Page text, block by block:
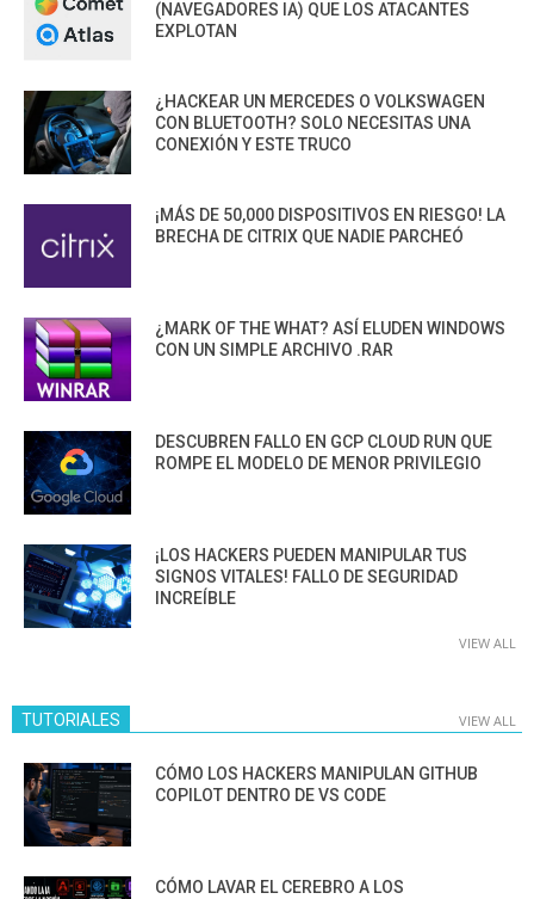
(NAVEGADORES IA) QUE LOS ATACANTES
EXPLOTAN
¿HACKEAR UN MERCEDES O VOLKSWAGEN
CON BLUETOOTH? SOLO NECESITAS UNA
CONEXIÓN Y ESTE TRUCO
¡MÁS DE 50,000 DISPOSITIVOS EN RIESGO! LA
BRECHA DE CITRIX QUE NADIE PARCHEÓ
¿MARK OF THE WHAT? ASÍ ELUDEN WINDOWS
CON UN SIMPLE ARCHIVO .RAR
DESCUBREN FALLO EN GCP CLOUD RUN QUE
ROMPE EL MODELO DE MENOR PRIVILEGIO
¡LOS HACKERS PUEDEN MANIPULAR TUS
SIGNOS VITALES! FALLO DE SEGURIDAD
INCREÍBLE
VIEW ALL
TUTORIALES VIEW ALL
CÓMO LOS HACKERS MANIPULAN GITHUB
COPILOT DENTRO DE VS CODE
CÓMO LAVAR EL CEREBRO A LOS